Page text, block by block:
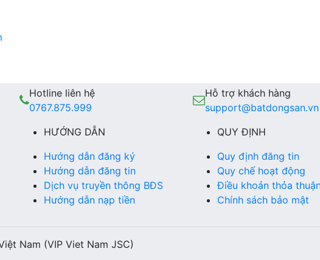
Hotline liên hệ
0767.875.999
Hỗ trợ khách hàng
support@batdongsan.vn
HƯỚNG DẪN
Hướng dẫn đăng ký
Hướng dẫn đăng tin
Dịch vụ truyền thông BĐS
Hướng dẫn nạp tiền
QUY ĐỊNH
Quy định đăng tin
Quy chế hoạt động
Điều khoản thỏa
Chính sách bảo mật
Nam (VIP Viet Nam JSC)